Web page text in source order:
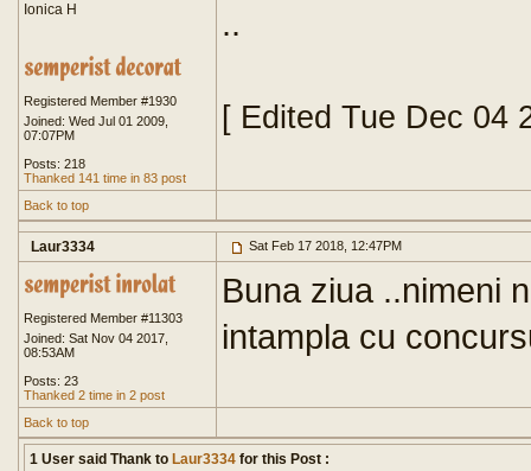
Ionica H
Registered Member #1930
Joined: Wed Jul 01 2009,
07:07PM
Posts: 218
Thanked 141 time in 83 post
..
[ Edited Tue Dec 04
Back to top
Laur3334 Sat Feb 17 2018, 12:47PM
Registered Member #11303
Joined: Sat Nov 04 2017,
08:53AM
Posts: 23
Thanked 2 time in 2 post
Buna ziua ..nimeni
intampla cu
Back to top
1 User said Thank to Laur3334 for this Post :